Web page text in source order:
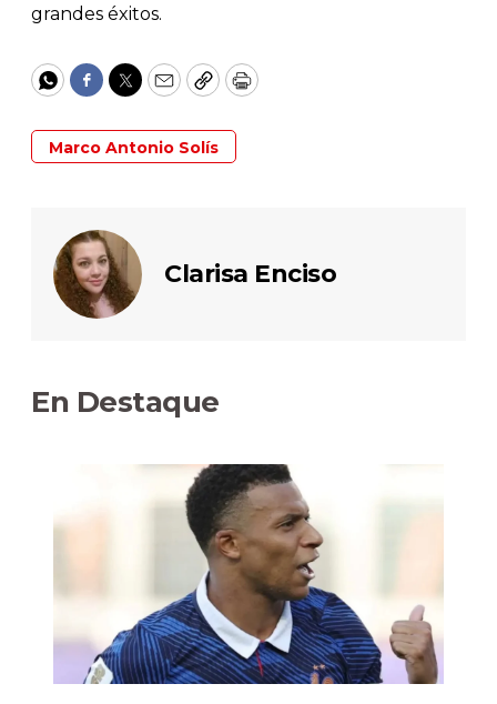
grandes éxitos.
WhatsApp
Facebook
Twitter
EmailCopyPrint
Marco Antonio Solís
Clarisa Enciso
En Destaque